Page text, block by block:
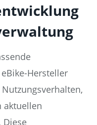
Hersteller
aktuellen
Diese